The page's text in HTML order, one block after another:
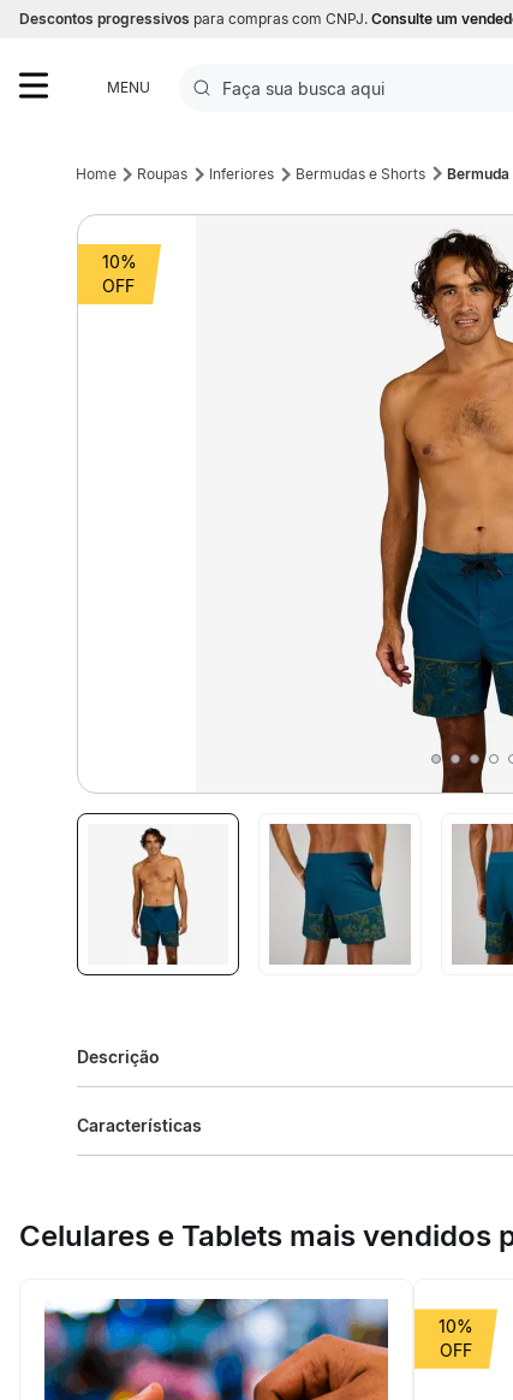
Descontos progressivos para compras com CNPJ. Consulte um
MENU
Faça sua busca aqui
1ºFutebol
Roupas Inferiores Bermudas e Shorts
10%
Descrição
Características
Celulares e Tablets mais vendidos
10%